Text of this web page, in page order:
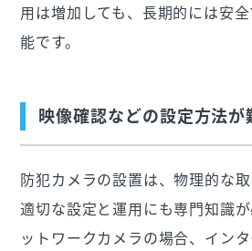
用は増加しても、長期的には安
能です。
映像確認などの設定方法
防犯カメラの設置は、物理的な取
適切な設定と運用にも専門知識
ットワークカメラの場合、イン